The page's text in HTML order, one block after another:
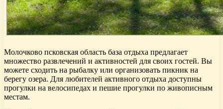
Молочково псковская область база отдыха предлагает
множество развлечений и активностей для своих гостей. Вы
можете сходить на рыбалку или организовать пикник на
берегу озера. Для любителей активного отдыха доступны
прогулки на велосипедах и пешие прогулки по живописным
местам.